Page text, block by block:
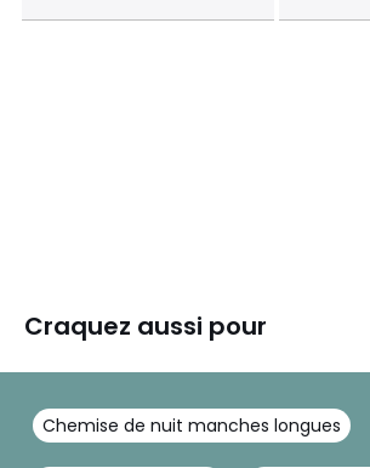
Craquez aussi pour
Chemise de nuit manches longues